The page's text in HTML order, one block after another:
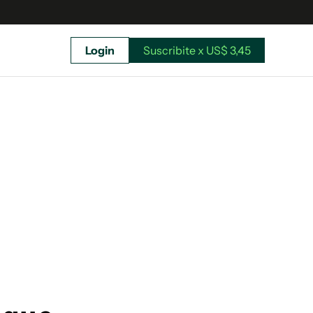
Login Suscribite x US$ 3,45